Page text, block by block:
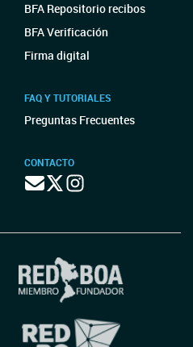
BFA Repositorio recibos
BFA Verificación
Firma digital
FAQ Y TUTORIALES
Preguntas Frecuentes
CONTACTO